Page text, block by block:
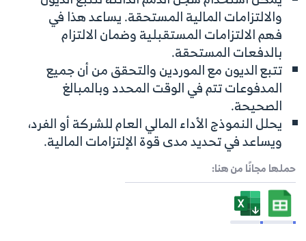
مصطلحات محاسبية
البرامج
اتصل بنا
EN
والالتزامات المالية المستحقة. يساعد هذا في
فهم الالتزامات المستقبلية وضمان الالتزام
بالدفعات المستحقة.
تتبع الديون مع الموردين والتحقق من أن جميع
المدفوعات تتم في الوقت المحدد وبالمبالغ
الصحيحة.
يحلل النموذج الأداء المالي العام للشركة أو الفرد،
ويساعد في تحديد مدى قوة الإلتزامات المالية.
حملها مجانًا من هنا: